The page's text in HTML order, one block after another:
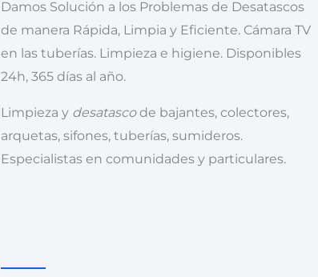
Damos Solución a los Problemas de Desatascos
de manera Rápida, Limpia y Eficiente. Cámara TV
en las tuberías. Limpieza e higiene. Disponibles
24h, 365 días al año.
Limpieza y desatascode bajantes, colectores,
arquetas, sifones, tuberías, sumideros.
Especialistas en comunidades y particulares.